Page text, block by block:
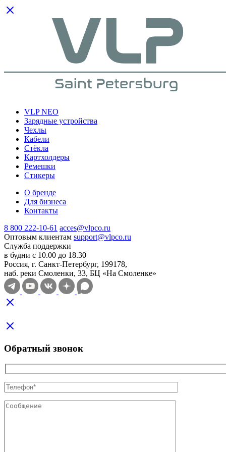
VLP NEO
Зарядные устройства
Чехлы
Кабели
Cтёкла
Картхолдеры
Ремешки
Стикеры
О бренде
Для бизнеса
Контакты
8 800 222-10-61 acces@vlpco.ru
Оптовым клиентам support@vlpco.ru
Служба поддержки
в будни с 10.00 до 18.30
Россия, г. Санкт-Петербург, 199178,
наб. реки Смоленки, 33, БЦ «На Смоленке»
Обратный звонок